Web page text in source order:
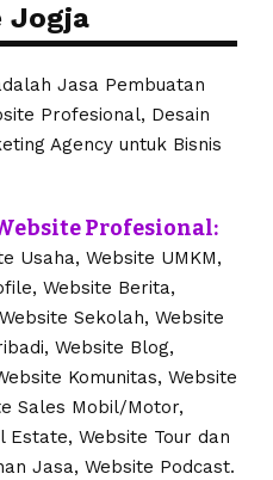
Jogja
Jasa Pembuatan
Profesional, Desain
Agency untuk Bisnis
Profesional:
Usaha, Website UMKM,
Website Berita,
Sekolah, Website
Website Blog,
Komunitas, Website
Sales Mobil/Motor,
Website Tour dan
Jasa, Website Podcast.